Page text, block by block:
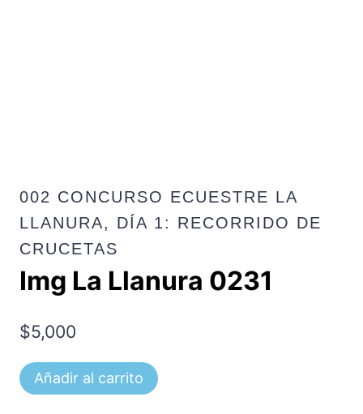
002 CONCURSO ECUESTRE LA
LLANURA, DÍA 1: RECORRIDO DE
CRUCETAS
Img La Llanura 0231
$5,000
Img
La
Añadir al carrito